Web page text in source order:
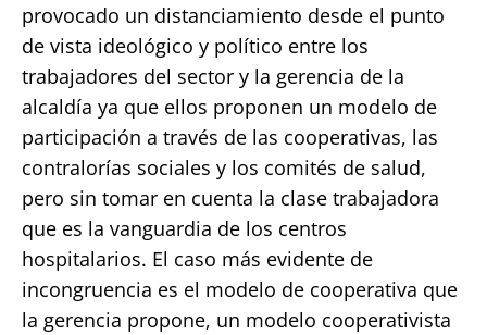
provocado un distanciamiento desde el punto
de vista ideológico y político entre los
trabajadores del sector y la gerencia de la
alcaldía ya que ellos proponen un modelo de
participación a través de las cooperativas, las
contralorías sociales y los comités de salud,
pero sin tomar en cuenta la clase trabajadora
que es la vanguardia de los centros
hospitalarios. El caso más evidente de
incongruencia es el modelo de cooperativa que
la gerencia propone, un modelo cooperativista